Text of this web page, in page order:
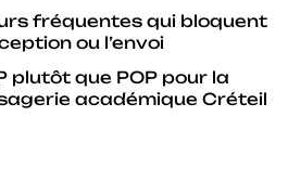
fréquentes qui bloquent
ou l’envoi
plutôt que POP pour la
académique Créteil